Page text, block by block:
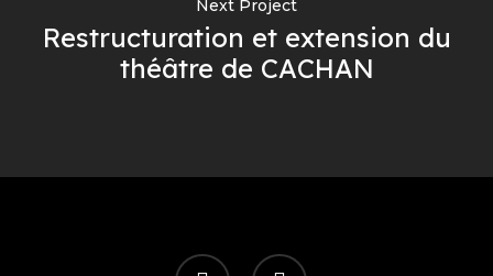
Next Project
Restructuration et extension du
théâtre de CACHAN
facebook instagram